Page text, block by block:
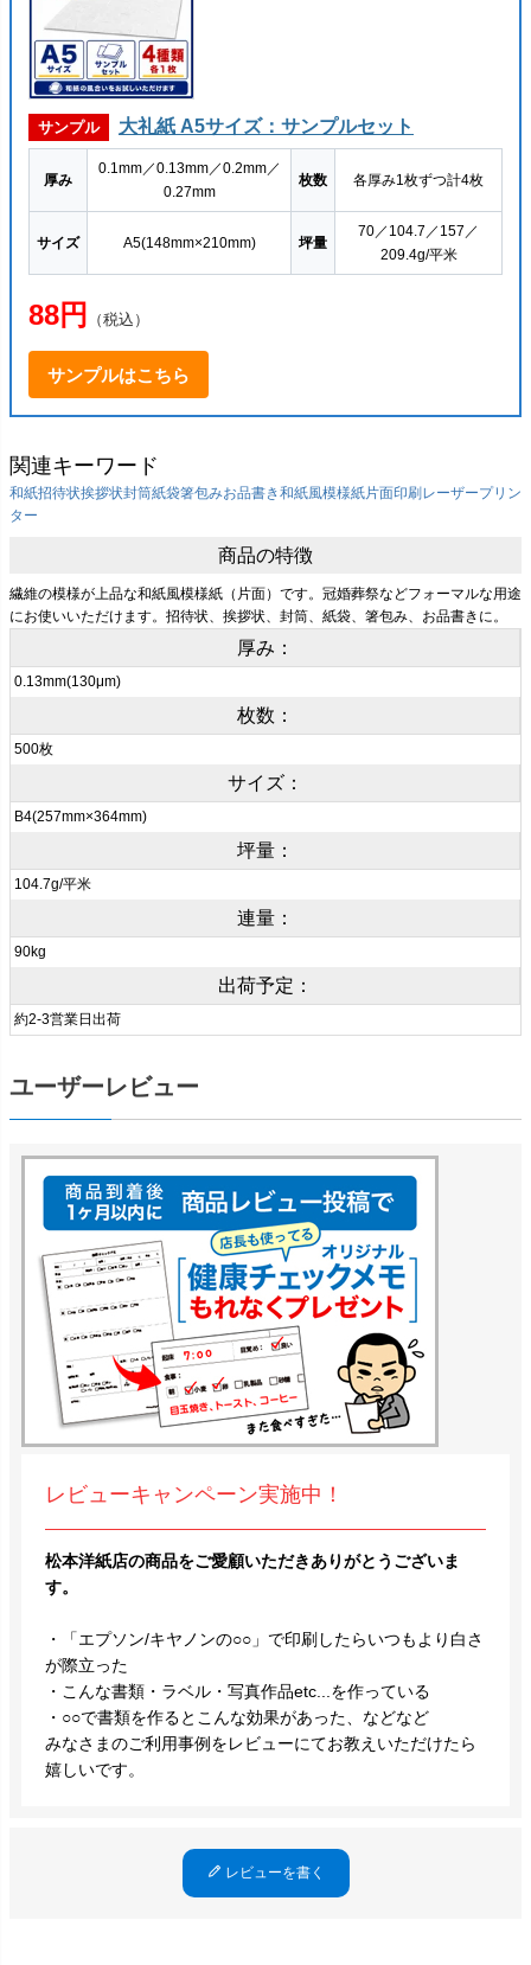
サンプル 大礼紙 A5サイズ：サンプルセット
厚み
0.1mm／0.13mm／0.2mm／
0.27mm
枚数 各厚み1枚ずつ計4枚
サイズ A5(148mm×210mm) 坪量
70／104.7／157／
209.4g/平米
88円 （税込）
サンプルはこちら
関連キーワード
和紙招待状挨拶状封筒紙袋箸包みお品書き和紙風模様紙片面印刷 レーザープリン
ター
商品の特徴
繊維の模様が上品な和紙風模様紙（片面）です。冠婚葬祭などフォーマルな用途
にお使いいただけます。招待状、挨拶状、封筒、紙袋、箸包み、お品書きに。
厚み：
0.13mm(130μm)
枚数：
500枚
サイズ：
B4(257mm×364mm)
坪量：
104.7g/平米
連量：
90kg
出荷予定：
約2-3営業日出荷
ユーザーレビュー
レビューキャンペーン実施中！
松本洋紙店の商品をご愛顧いただきありがとうございま
す。
・「エプソン/キヤノンの○○」で印刷したらいつもより白さ
が際立った
・こんな書類・ラベル・写真作品etc...を作っている
・○○で書類を作るとこんな効果があった、などなど
みなさまのご利用事例をレビューにてお教えいただけたら
嬉しいです。
レビューを書く